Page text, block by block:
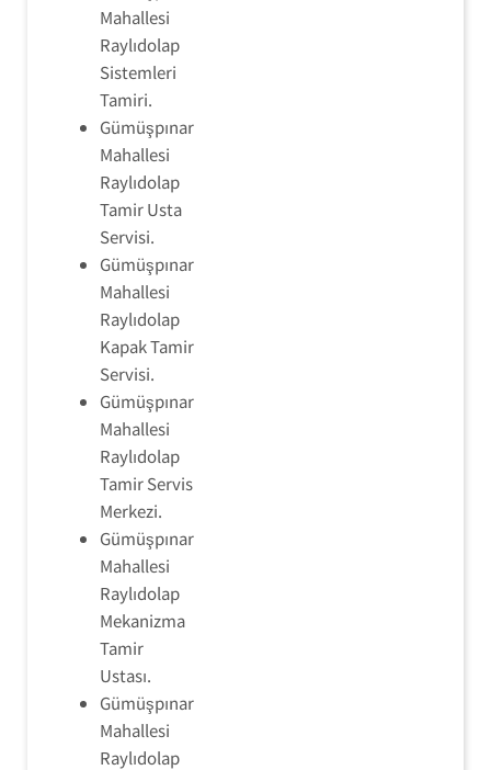
Mahallesi
Raylıdolap
Sistemleri
Tamiri.
Gümüşpınar
Mahallesi
Raylıdolap
Tamir Usta
Servisi.
Gümüşpınar
Mahallesi
Raylıdolap
Kapak Tamir
Servisi.
Gümüşpınar
Mahallesi
Raylıdolap
Tamir Servis
Merkezi.
Gümüşpınar
Mahallesi
Raylıdolap
Mekanizma
Tamir
Ustası.
Gümüşpınar
Mahallesi
Raylıdolap